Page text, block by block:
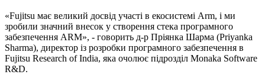
«Fujitsu має великий досвід участі в екосистемі Arm, і ми
зробили значний внесок у створення стека програмного
забезпечення ARM», - говорить д-р Пріянка Шарма (Priyanka
Sharma), директор із розробки програмного забезпечення в
Fujitsu Research of India, яка очолює підрозділ Monaka Software
R&D.